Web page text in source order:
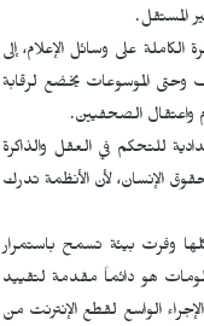
المستقل.
على وسائل الإعلام، إلى
الموسوعات يخضع لرقابة
واعتقال الصحفيين.
للتحكم في العقل والذاكرة
الإنسان، لأن الأنظمة تدرك
كلها وفرت بيئة تسمح باستمرار
هو دائماً مقدمة لتقييد
الواسع لقطع الإنترنت من